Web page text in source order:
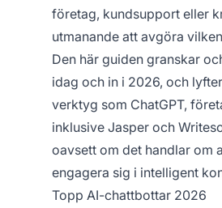
företag, kundsupport eller
utmanande att avgöra
Den här guiden granskar
idag och in i 2026, och
verktyg som ChatGPT,
inklusive Jasper och
oavsett om det handlar om
engagera sig i intelligent
Topp AI-chattbottar 2026